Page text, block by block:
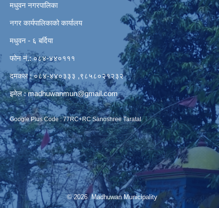
मधुवन नगरपालिका
नगर कार्यपालिकाको कार्यालय
मधुवन - ६ बर्दिया
फोन नं.: ०८४-४४०१११
दमकल : ०८४-४४०३३३ ,९८५८०२१२३२
इमेल :madhuwanmun@gmail.com
Google Plus Code : 77RC+RC Sanoshree Taratal
© 2026 Madhuwan Municipality